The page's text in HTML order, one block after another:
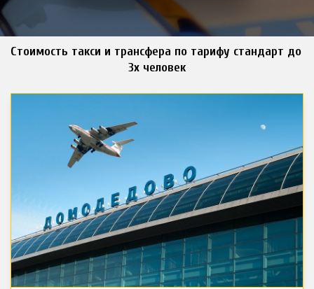
Стоимость такси и трансфера по тарифу стандарт до
3х человек